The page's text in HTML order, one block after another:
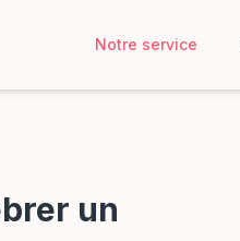
Notre service
un